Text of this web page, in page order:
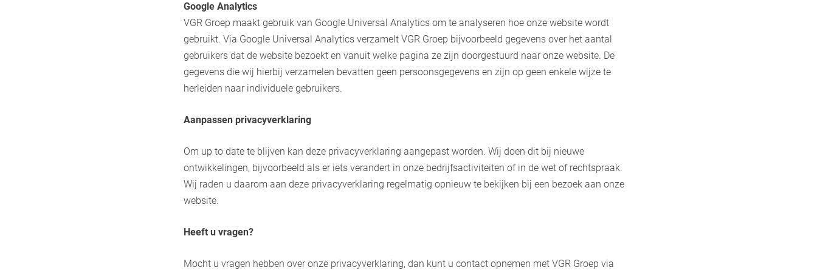
Google Analytics
VGR Groep maakt gebruik van Google Universal Analytics om te analyseren hoe onze website wordt
gebruikt. Via Google Universal Analytics verzamelt VGR Groep bijvoorbeeld gegevens over het aantal
gebruikers dat de website bezoekt en vanuit welke pagina ze zijn doorgestuurd naar onze website. De
gegevens die wij hierbij verzamelen bevatten geen persoonsgegevens en zijn op geen enkele wijze te
herleiden naar individuele gebruikers.
Aanpassen privacyverklaring
Om up to date te blijven kan deze privacyverklaring aangepast worden. Wij doen dit bij nieuwe
ontwikkelingen, bijvoorbeeld als er iets verandert in onze bedrijfsactiviteiten of in de wet of rechtspraak.
Wij raden u daarom aan deze privacyverklaring regelmatig opnieuw te bekijken bij een bezoek aan onze
website.
Heeft u vragen?
Mocht u vragen hebben over onze privacyverklaring, dan kunt u contact opnemen met VGR Groep via